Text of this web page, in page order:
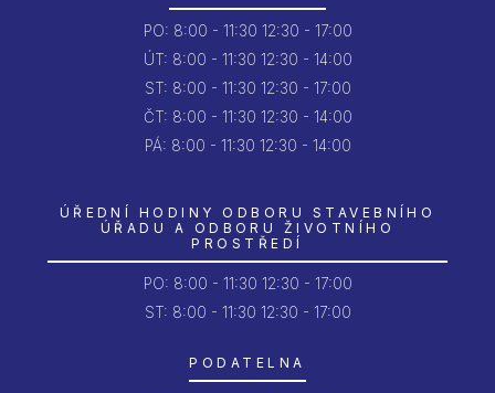
PO: 8:00 - 11:30 12:30 - 17:00
ÚT: 8:00 - 11:30 12:30 - 14:00
ST: 8:00 - 11:30 12:30 - 17:00
ČT: 8:00 - 11:30 12:30 - 14:00
PÁ: 8:00 - 11:30 12:30 - 14:00
ÚŘEDNÍ HODINY ODBORU STAVEBNÍHO
ÚŘADU A ODBORU ŽIVOTNÍHO
PROSTŘEDÍ
PO: 8:00 - 11:30 12:30 - 17:00
ST: 8:00 - 11:30 12:30 - 17:00
PODATELNA